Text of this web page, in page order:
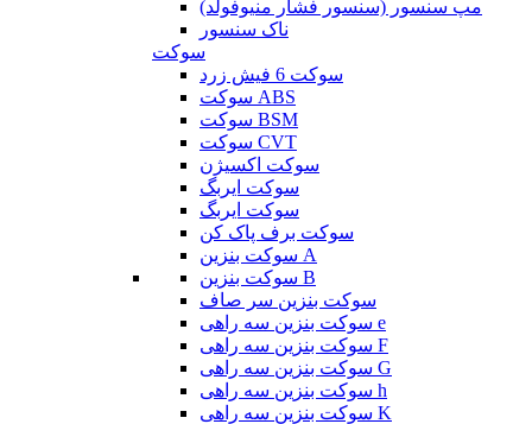
مپ سنسور (سنسور فشار منیوفولد)
ناک سنسور
سوکت
سوکت 6 فیش زرد
سوکت ABS
سوکت BSM
سوکت CVT
سوکت اکسیژن
سوکت ایربگ
سوکت ایربگ
سوکت برف پاک کن
سوکت بنزین A
سوکت بنزین B
سوکت بنزین سر صاف
سوکت بنزین سه راهی e
سوکت بنزین سه راهی F
سوکت بنزین سه راهی G
سوکت بنزین سه راهی h
سوکت بنزین سه راهی K